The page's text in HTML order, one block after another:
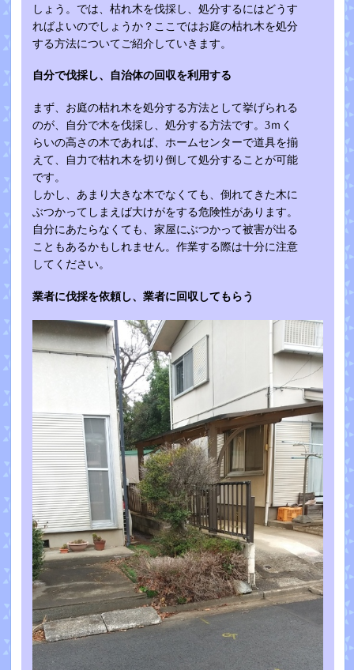
しょう。では、枯れ木を伐採し、処分するにはどうす
ればよいのでしょうか？ここではお庭の枯れ木を処分
する方法についてご紹介していきます。
自分で伐採し、自治体の回収を利用する
まず、お庭の枯れ木を処分する方法として挙げられる
のが、自分で木を伐採し、処分する方法です。3ｍく
らいの高さの木であれば、ホームセンターで道具を揃
えて、自力で枯れ木を切り倒して処分することが可能
です。
しかし、あまり大きな木でなくても、倒れてきた木に
ぶつかってしまえば大けがをする危険性があります。
自分にあたらなくても、家屋にぶつかって被害が出る
こともあるかもしれません。作業する際は十分に注意
してください。
業者に伐採を依頼し、業者に回収してもらう